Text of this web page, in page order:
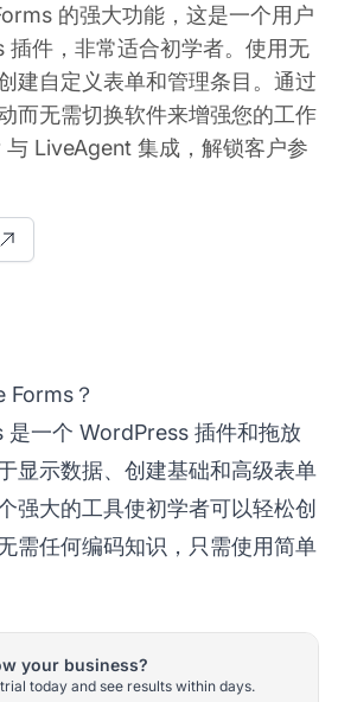
的强大功能，这是一个用户
插件，非常适合初学者。使用无
建自定义表单和管理条目。通过
而无需切换软件来增强您的工作
LiveAgent 集成，解锁客户参
Forms？
一个 WordPress 插件和拖放
显示数据、创建基础和高级表单
强大的工具使初学者可以轻松创
需任何编码知识，只需使用简单
your business?
today and see results within days.